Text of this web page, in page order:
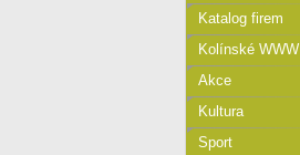
Katalog firem
Kolínské WWW
Akce
Kultura
Sport